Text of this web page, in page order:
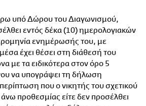
υπό Δώρου του Διαγωνισμού,
εντός δέκα (10) ημερολογιακών
ενημέρωσής του, με
έχει θέσει στη διάθεσή του
με τα ειδικότερα στον όρο 5
να υπογράψει τη δήλωση
που ο νικητής του σχετικού
προθεσμίας είτε δεν προσέλθει